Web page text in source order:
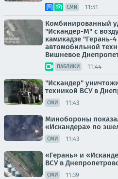
СМИ 11:51
Комбинированный
"Искандер-М" с
камикадзе "Герань-
автомобильной
Вишневое
ПАБЛИКИ 11:44
"Искандер"
техникой ВСУ в
СМИ 11:43
Минобороны
«Искандера» по
СМИ 11:43
«Герань» и
ВСУ в
СМИ 11:39